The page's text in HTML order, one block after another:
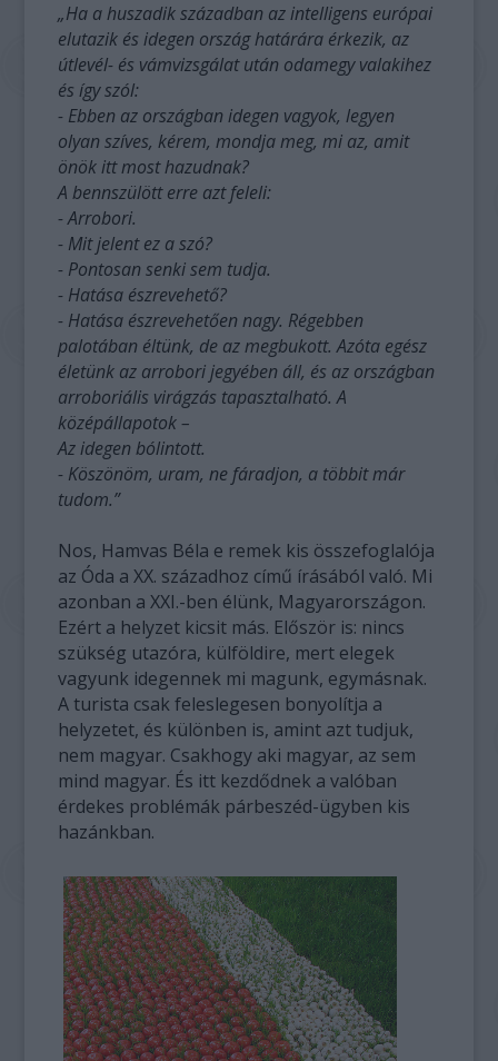
„Ha a huszadik században az intelligens európai
elutazik és idegen ország határára érkezik, az
útlevél- és vámvizsgálat után odamegy valakihez
és így szól:
- Ebben az országban idegen vagyok, legyen
olyan szíves, kérem, mondja meg, mi az, amit
önök itt most hazudnak?
A bennszülött erre azt feleli:
- Arrobori.
- Mit jelent ez a szó?
- Pontosan senki sem tudja.
- Hatása észrevehető?
- Hatása észrevehetően nagy. Régebben
palotában éltünk, de az megbukott. Azóta egész
életünk az arrobori jegyében áll, és az országban
arroboriális virágzás tapasztalható. A
középállapotok –
Az idegen bólintott.
- Köszönöm, uram, ne fáradjon, a többit már
tudom.”
Nos, Hamvas Béla e remek kis összefoglalója
az Óda a XX. századhoz című írásából való. Mi
azonban a XXI.-ben élünk, Magyarországon.
Ezért a helyzet kicsit más. Először is: nincs
szükség utazóra, külföldire, mert elegek
vagyunk idegennek mi magunk, egymásnak.
A turista csak feleslegesen bonyolítja a
helyzetet, és különben is, amint azt tudjuk,
nem magyar. Csakhogy aki magyar, az sem
mind magyar. És itt kezdődnek a valóban
érdekes problémák párbeszéd-ügyben kis
hazánkban.